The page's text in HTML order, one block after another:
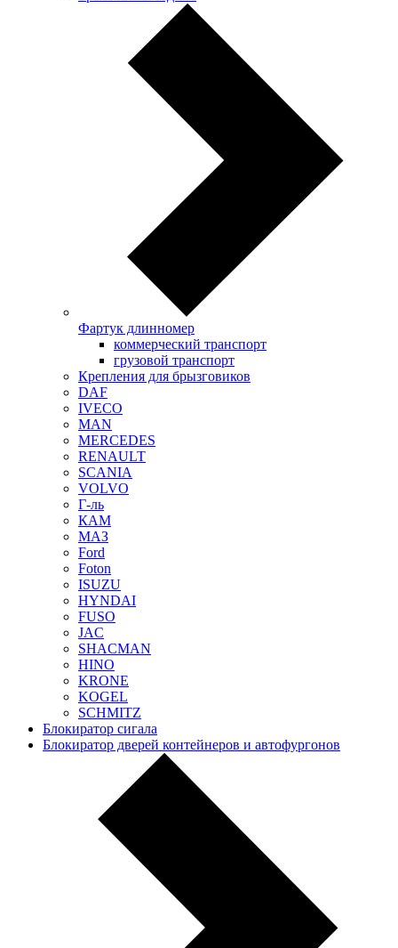
Фартук длинномер
коммерческий транспорт
грузовой транспорт
Крепления для брызговиков
DAF
IVECO
MAN
MERCEDES
RENAULT
SCANIA
VOLVO
Г-ль
КАМ
МАЗ
Ford
Foton
ISUZU
HYNDAI
FUSO
JAC
SHACMAN
HINO
KRONE
KOGEL
SCHMITZ
Блокиратор сигала
Блокиратор дверей контейнеров и автофургонов